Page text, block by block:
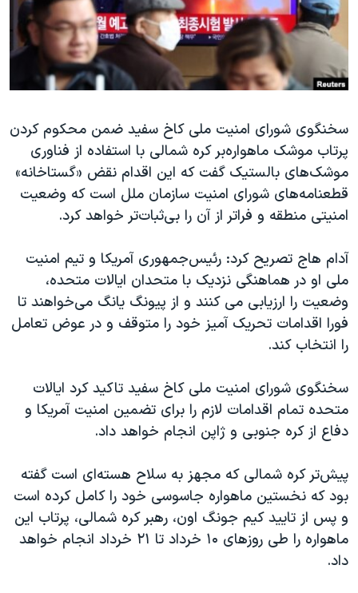
فرهنگ و زندگی
حقوق شهروندی
اقتصادی
اسرائیل در جنگ
گالری عکس
آرشیو پخش زنده
مستندها
انتخابات ریاست جمهوری آمریکا ۲۰۲۴
حمله جمهوری اسلامی به اسرائیل
ورزش زنان در ایران
اعتراضات زن، زندگی، آزادی
مجموعه مستندهای دادخواهی
تریبونال مردمی آبان ۹۸
چهل سال گروگان‌گیری
قانون شفافیت دارائی کادر رهبری ایران
اعتراضات مردمی آبان ۹۸
نرگس محمدی برنده جایزه نوبل صلح
همایش محافظه‌کاران آمریکا «سی‌پک»
سفر پرزیدنت ترامپ به چین
دنبال کنید
زبانهای مختلف
سخنگوی شورای امنیت ملی کاخ سفید ضمن محکوم کردن
پرتاب موشک ماهواره‌بر کره شمالی با استفاده از فناوری
موشک‌های بالستیک گفت که این اقدام نقض «گستاخانه»
قطعنامه‌های شورای امنیت سازمان ملل است که وضعیت
امنیتی منطقه و فراتر از آن را بی‌ثبات‌تر خواهد کرد.
آدام هاج تصریح کرد: رئیس‌جمهوری آمریکا و تیم امنیت
ملی او در هماهنگی نزدیک با متحدان ایالات متحده،
وضعیت را ارزیابی می کنند و از پیونگ یانگ می‌خواهند تا
فورا اقدامات تحریک آمیز خود را متوقف و در عوض تعامل
را انتخاب کند.
سخنگوی شورای امنیت ملی کاخ سفید تاکید کرد ایالات
متحده تمام اقدامات لازم را برای تضمین امنیت آمریکا و
دفاع از کره جنوبی و ژاپن انجام خواهد داد.
پیش‌تر کره شمالی که مجهز به سلاح هسته‌ای است گفته
بود که نخستین ماهواره جاسوسی خود را کامل کرده است
و پس از تایید کیم جونگ اون، رهبر کره شمالی، پرتاب این
ماهواره را طی روزهای ۱۰ خرداد تا ۲۱ خرداد انجام خواهد
داد.